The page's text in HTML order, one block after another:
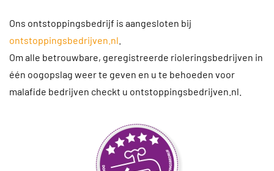
Ons ontstoppingsbedrijf is aangesloten bij
ontstoppingsbedrijven.nl
Om alle betrouwbare, geregistreerde rioleringsbedrijven in
één oogopslag weer te geven en u te behoeden voor
malafide bedrijven checkt u ontstoppingsbedrijven.nl.